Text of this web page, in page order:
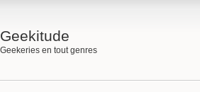
Geekitude
Geekeries en tout genres